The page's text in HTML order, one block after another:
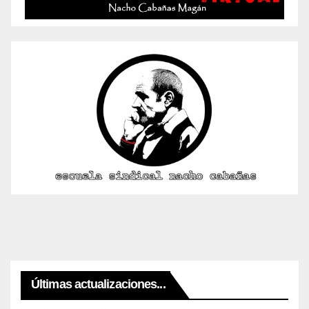
Últimas actualizaciones...